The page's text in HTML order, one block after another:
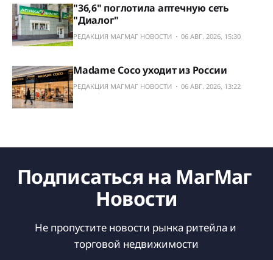
"36,6" поглотила аптечную сеть
"Диалог"
РЕДАКЦИЯ МАГМАГ НОВОСТИ 06 АВГ. 2026, 15:30
Madame Coco уходит из России
РЕДАКЦИЯ МАГМАГ НОВОСТИ 06 АВГ. 2026, 13:22
Подписаться на МагМаг
Новости
Не пропустите новости рынка ритейла и
торговой недвижимости